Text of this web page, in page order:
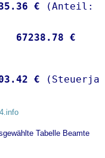
€
67238.78 €
€
Tabelle Beamte